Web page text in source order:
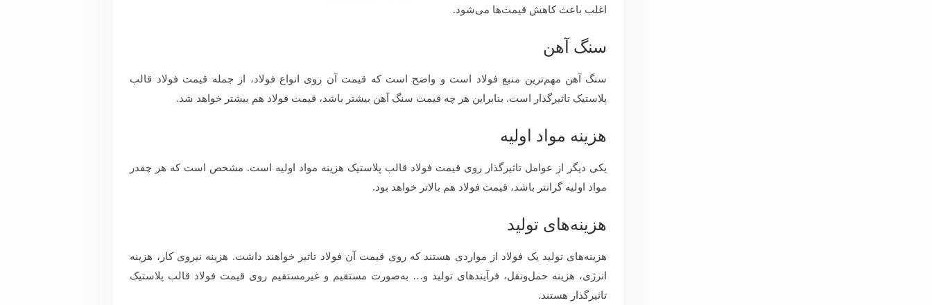
اغلب باعث کاهش قیمت‌ها می‌شود.
سنگ آهن
سنگ آهن مهم‌ترین منبع فولاد است و واضح است که قیمت آن روی انواع فولاد، از جمله قیمت فولاد قالب
پلاستیک تاثیرگذار است. بنابراین هر چه قیمت سنگ آهن بیشتر باشد، قیمت فولاد هم بیشتر خواهد شد.
هزینه مواد اولیه
یکی دیگر از عوامل تاثیرگذار روی قیمت فولاد قالب پلاستیک هزینه مواد اولیه است. مشخص است که هر چقدر
مواد اولیه گرانتر باشد، قیمت فولاد هم بالاتر خواهد بود.
هزینه‌های تولید
هزینه‌های تولید یک فولاد از مواردی هستند که روی قیمت آن فولاد تاثیر خواهند داشت. هزینه نیروی کار، هزینه
انرژی، هزینه حمل‌ونقل، فرآیندهای تولید و… به‌صورت مستقیم و غیرمستقیم روی قیمت فولاد قالب پلاستیک
تاثیرگذار هستند.